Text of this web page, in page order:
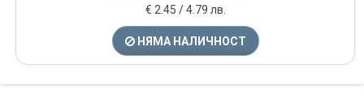
€ 2.45 / 4.79 лв.
НЯМА НАЛИЧНОСТ